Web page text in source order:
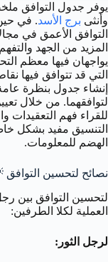
يوفر جدول التوافق
وأنثى برج الأسد. في
التوافق الأعمق في
المزيد من الجهد
يواجهان فيها معظم
التي قد تتوافق فيها
إنشاء جدول بنظرة
لتوافقهما. من خلال
للقراء فهم التعقيدات
التنسيق مفيد بشكل
الهضم للمعلومات.
نصائح لتحسين التوافق
لتحسين التوافق بين
العملية لكلا الطرفين:
لرجل الثور: